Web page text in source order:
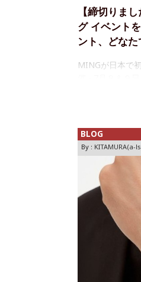
【締切りま
グ イベント
ント、どな
MINGが日本で
MEDIA
BLOG
By : KITAMURA(a-